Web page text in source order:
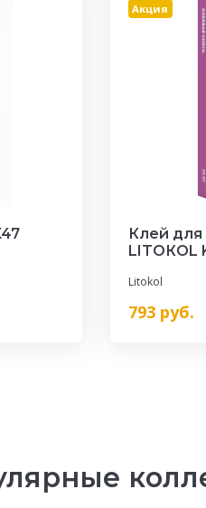
Акция
Клей для
LITOКOL
Litokol
793руб.